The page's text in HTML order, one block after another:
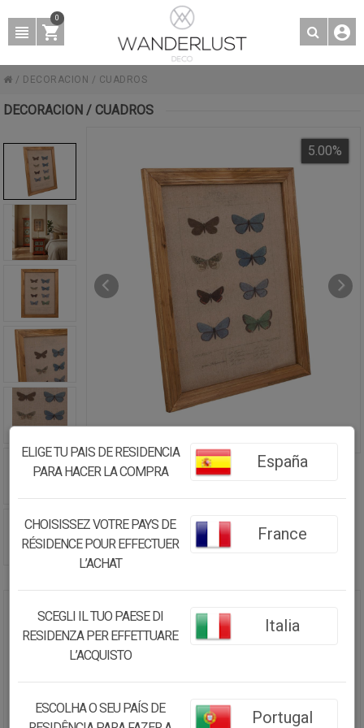
0
/ DECORACION / CUADROS
DECORACION / CUADROS
CUADRO DE MADERA Y TELA
IMPRESA 33X43X1,8
17.18€
5.00%
16.32€
ELIGE TU PAIS DE RESIDENCIA
PARA HACER LA COMPRA
España
CHOISISSEZ VOTRE PAYS DE
RÉSIDENCE POUR EFFECTUER
L’ACHAT
France
SCEGLI IL TUO PAESE DI
RESIDENZA PER EFFETTUARE
L’ACQUISTO
Italia
ESCOLHA O SEU PAÍS DE
Portugal